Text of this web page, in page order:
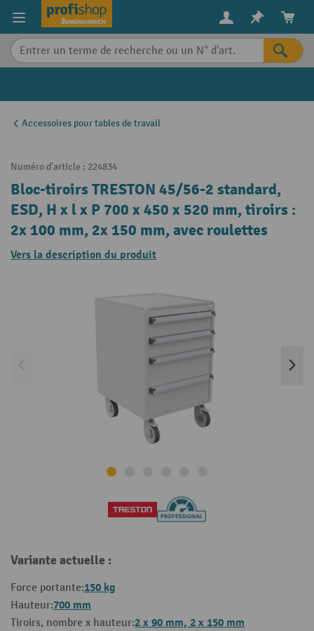
content
Accessoires pour tables de travail
Numéro d'article : 224834
Bloc-tiroirs TRESTON 45/56-2 standard,
ESD, H x l x P 700 x 450 x 520 mm, tiroirs :
2x 100 mm, 2x 150 mm, avec roulettes
Vers la description du produit
Variante actuelle :
Force portante:150 kg
Hauteur:700 mm
Tiroirs, nombre x hauteur:2 x 90 mm, 2 x 150 mm